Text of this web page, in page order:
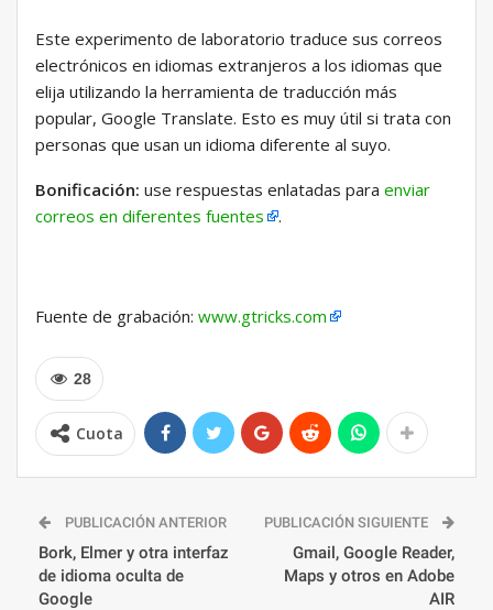
Este experimento de laboratorio traduce sus correos
electrónicos en idiomas extranjeros a los idiomas que
elija utilizando la herramienta de traducción más
popular, Google Translate. Esto es muy útil si trata con
personas que usan un idioma diferente al suyo.
Bonificación: use respuestas enlatadas para enviar
correos en diferentes fuentes
.
Fuente de grabación: www.gtricks.com
28
Cuota
PUBLICACIÓN ANTERIOR
Bork, Elmer y otra interfaz
de idioma oculta de
Google
PUBLICACIÓN SIGUIENTE
Gmail, Google Reader,
Maps y otros en Adobe
AIR